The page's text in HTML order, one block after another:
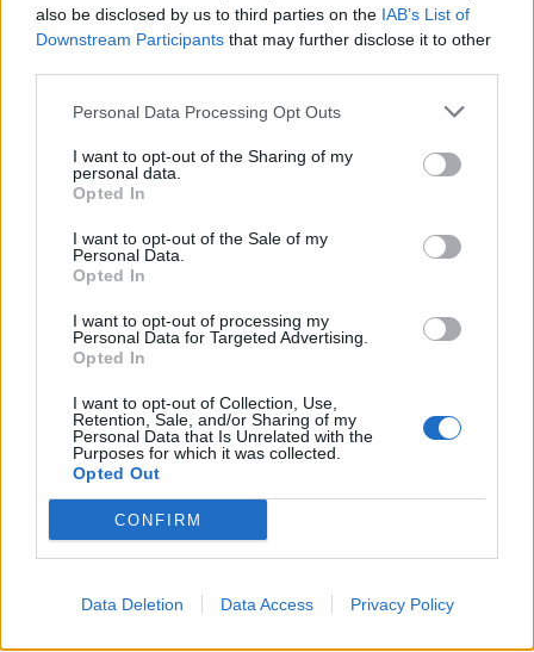
also be disclosed by us to third parties on the IAB’s List of
Downstream Participants that may further disclose it to other
Personal Data Processing Opt Outs
I want to opt-out of the Sharing of my
personal data.
Opted In
I want to opt-out of the Sale of my
Personal Data.
Opted In
I want to opt-out of processing my
Personal Data for Targeted Advertising.
Opted In
I want to opt-out of Collection, Use,
Retention, Sale, and/or Sharing of my
Personal Data that Is Unrelated with the
Purposes for which it was collected.
Opted Out
CONFIRM
Data Deletion Data Access Privacy Policy
Facebook vs Instagram, Tik-Tok: Ποιο επιβαρύνει
περισσότερο την ψυχική υγεία των νέων